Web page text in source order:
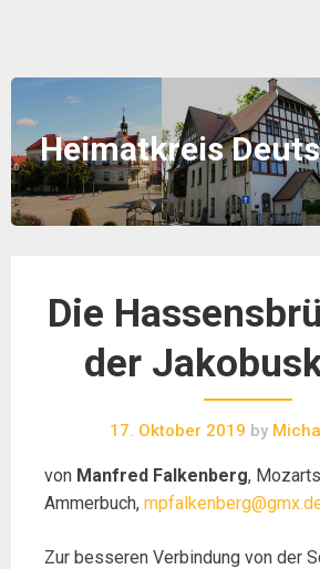
Heimatkreis
Die
der
17. Oktober 2019 by
von Manfred Falkenberg,
Ammerbuch,
Zur besseren Verbindung von der